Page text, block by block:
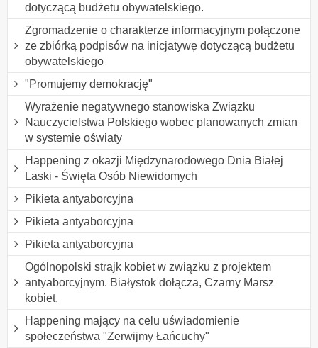
dotyczącą budżetu obywatelskiego.
Zgromadzenie o charakterze informacyjnym połączone
ze zbiórką podpisów na inicjatywę dotyczącą budżetu
obywatelskiego
"Promujemy demokrację"
Wyrażenie negatywnego stanowiska Związku
Nauczycielstwa Polskiego wobec planowanych zmian
w systemie oświaty
Happening z okazji Międzynarodowego Dnia Białej
Laski - Święta Osób Niewidomych
Pikieta antyaborcyjna
Pikieta antyaborcyjna
Pikieta antyaborcyjna
Ogólnopolski strajk kobiet w związku z projektem
antyaborcyjnym. Białystok dołącza, Czarny Marsz
kobiet.
Happening mający na celu uświadomienie
społeczeństwa "Zerwijmy Łańcuchy"